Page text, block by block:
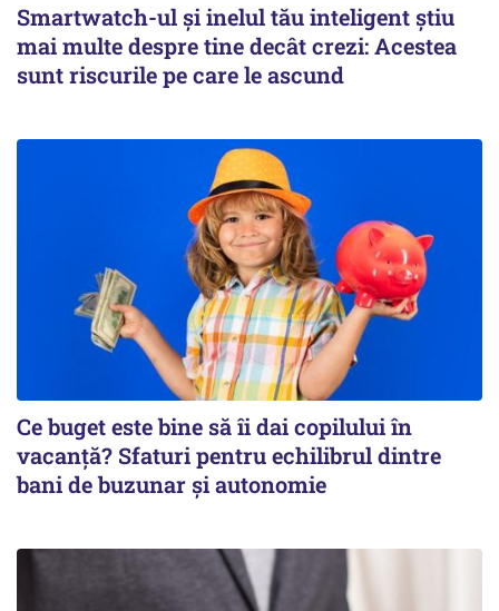
Smartwatch-ul și inelul tău inteligent știu
mai multe despre tine decât crezi: Acestea
sunt riscurile pe care le ascund
Ce buget este bine să îi dai copilului în
vacanță? Sfaturi pentru echilibrul dintre
bani de buzunar și autonomie